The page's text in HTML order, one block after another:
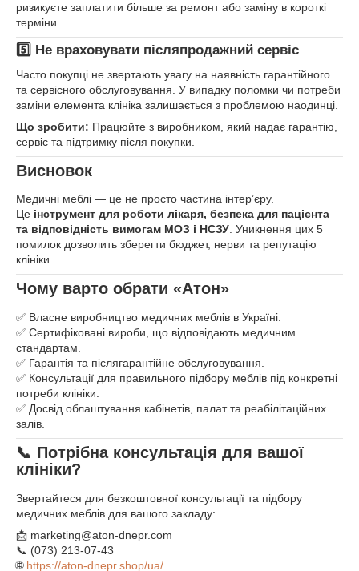
ризикуєте заплатити більше за ремонт або заміну в короткі
терміни.
5️⃣ Не враховувати післяпродажний сервіс
Часто покупці не звертають увагу на наявність гарантійного
та сервісного обслуговування. У випадку поломки чи потреби
заміни елемента клініка залишається з проблемою наодинці.
Що зробити: Працюйте з виробником, який надає гарантію,
сервіс та підтримку після покупки.
Висновок
Медичні меблі — це не просто частина інтер’єру.
Це інструмент для роботи лікаря, безпека для пацієнта
та відповідність вимогам МОЗ і НСЗУ. Уникнення цих 5
помилок дозволить зберегти бюджет, нерви та репутацію
клініки.
Чому варто обрати «Атон»
✅ Власне виробництво медичних меблів в Україні.
✅ Сертифіковані вироби, що відповідають медичним
стандартам.
✅ Гарантія та післягарантійне обслуговування.
✅ Консультації для правильного підбору меблів під конкретні
потреби клініки.
✅ Досвід облаштування кабінетів, палат та реабілітаційних
залів.
📞 Потрібна консультація для вашої
клініки?
Звертайтеся для безкоштовної консультації та підбору
медичних меблів для вашого закладу:
📩 marketing@aton-dnepr.com
📞 (073) 213-07-43
🌐 https://aton-dnepr.shop/ua/